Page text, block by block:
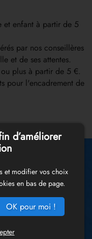
et enfant à partir de 5
par nos conseillères
et de ses attentes.
plus à partir de 5 €.
pour l'encadrement de
d’améliorer
et modifier vos choix
en bas de page.
OK pour moi !